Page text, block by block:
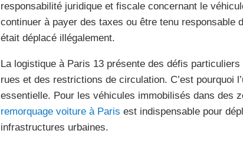
responsabilité juridique et fiscale concernant le
continuer à payer des taxes ou être tenu responsable
était déplacé illégalement.
La logistique à Paris 13 présente des défis
rues et des restrictions de circulation. C’est pourquoi
essentielle. Pour les véhicules immobilisés dans des
remorquage voiture à Paris est indispensable pour
infrastructures urbaines.